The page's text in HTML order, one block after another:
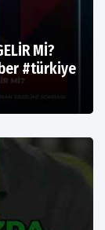
Mİ?
#türkiye